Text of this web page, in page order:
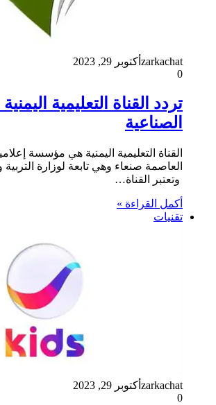
zarkachat أكتوبر 29, 2023
0
تردد القناة التعليمية
الصناعية
القناة التعليمية اليمنية هي مؤسسة
العاصمة صنعاء وهي تابعة لوزارة التربية
وتعتبر القناة…
أكمل القراءة »
تقنيات
zarkachat أكتوبر 29, 2023
0